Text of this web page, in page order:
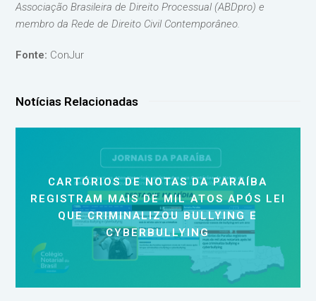
Associação Brasileira de Direito Processual (ABDpro) e
membro da Rede de Direito Civil Contemporâneo.
Fonte: ConJur
Notícias Relacionadas
CARTÓRIOS DE NOTAS DA PARAÍBA
REGISTRAM MAIS DE MIL ATOS APÓS LEI
QUE CRIMINALIZOU BULLYING E
CYBERBULLYING